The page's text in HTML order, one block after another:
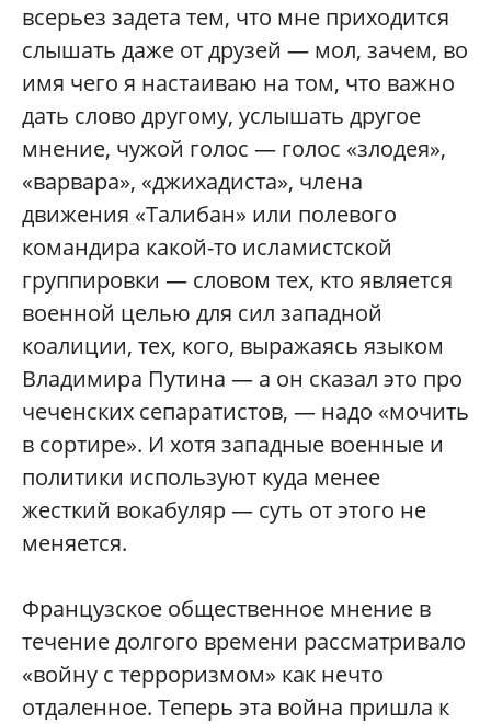
всерьез задета тем, что мне приходится
слышать даже от друзей — мол, зачем, во
имя чего я настаиваю на том, что важно
дать слово другому, услышать другое
мнение, чужой голос — голос «злодея»,
«варвара», «джихадиста», члена
движения «Талибан» или полевого
командира какой-то исламистской
группировки — словом тех, кто является
военной целью для сил западной
коалиции, тех, кого, выражаясь языком
Владимира Путина — а он сказал это про
чеченских сепаратистов, — надо «мочить
в сортире». И хотя западные военные и
политики используют куда менее
жесткий вокабуляр — суть от этого не
меняется.
Французское общественное мнение в
течение долгого времени рассматривало
«войну с терроризмом» как нечто
отдаленное. Теперь эта война пришла к